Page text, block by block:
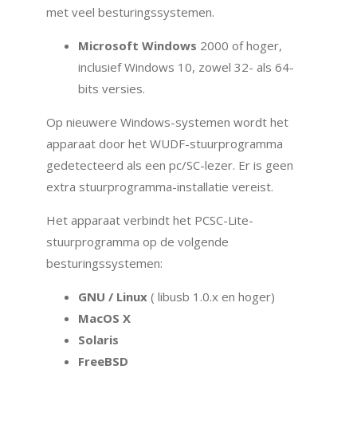
met veel besturingssystemen.
Microsoft Windows 2000 of hoger,
inclusief Windows 10, zowel 32- als 64-
bits versies.
Op nieuwere Windows-systemen wordt het
apparaat door het WUDF-stuurprogramma
gedetecteerd als een pc/SC-lezer. Er is geen
extra stuurprogramma-installatie vereist.
Het apparaat verbindt het PCSC-Lite-
stuurprogramma op de volgende
besturingssystemen:
GNU / Linux ( libusb 1.0.x en hoger)
MacOS X
Solaris
FreeBSD